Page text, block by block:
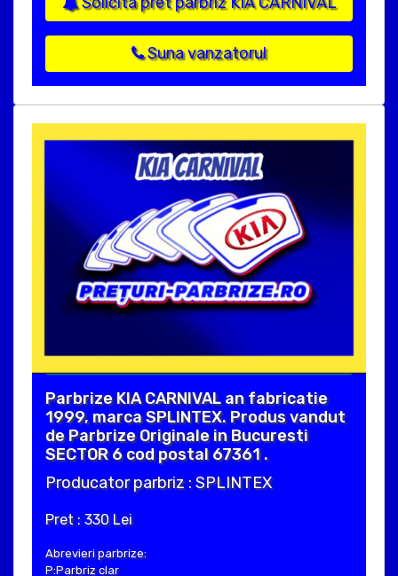
Suna vanzatorul
Parbrize KIA CARNIVAL an fabricatie
1999, marca SPLINTEX. Produs vandut
de Parbrize Originale in Bucuresti
SECTOR 6 cod postal 67361 .
Producator parbriz : SPLINTEX
Pret : 330 Lei
Abrevieri parbrize:
P:Parbriz clar